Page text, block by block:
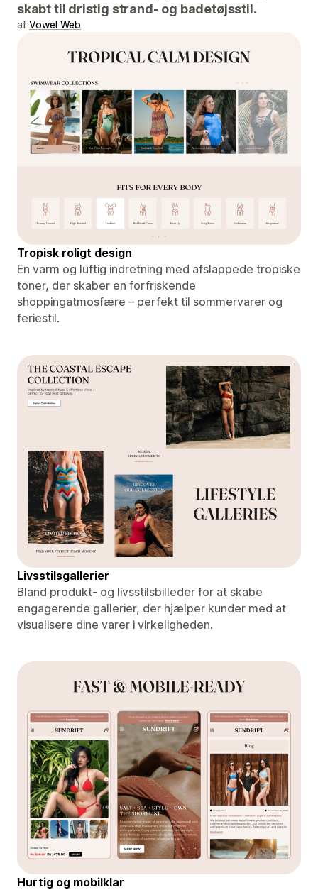
skabt til dristig strand- og badetøjsstil.
af Vowel Web
Tropisk roligt design
En varm og luftig indretning med afslappede tropiske
toner, der skaber en forfriskende
shoppingatmosfære – perfekt til sommervarer og
feriestil.
Livsstilsgallerier
Bland produkt- og livsstilsbilleder for at skabe
engagerende gallerier, der hjælper kunder med at
visualisere dine varer i virkeligheden.
Hurtig og mobilklar